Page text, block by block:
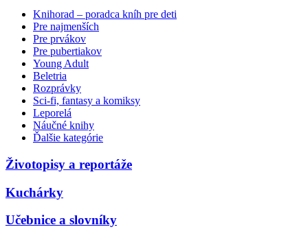
Knihorad – poradca kníh pre deti
Pre najmenších
Pre prvákov
Pre pubertiakov
Young Adult
Beletria
Rozprávky
Sci-fi, fantasy a komiksy
Leporelá
Náučné knihy
Ďalšie kategórie
Životopisy a reportáže
Kuchárky
Učebnice a slovníky